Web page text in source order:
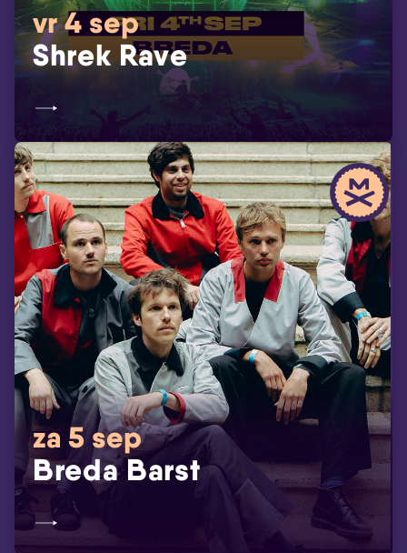
vr 4 sep
Shrek Rave
za 5 sep
Breda Barst